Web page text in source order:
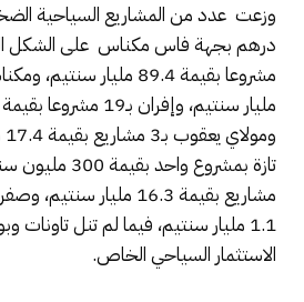
مشاريع بقيمة 16.3 مليار
1.1 مليار سنتيم، فيما لم تنل
الاستثمار السياحي الخاص.